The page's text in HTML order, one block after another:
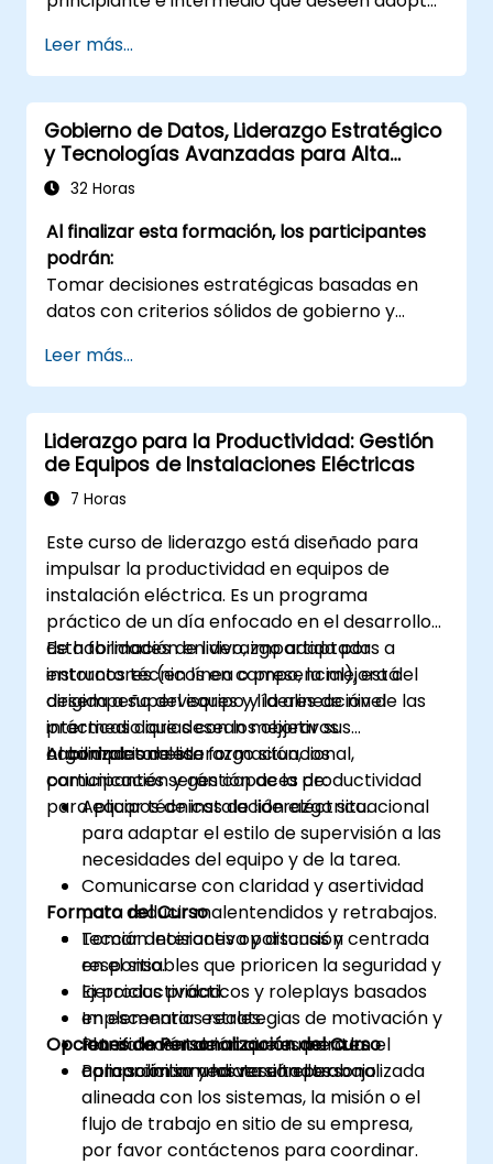
organizacional innovadora y adaptable.
compromiso del equipo, el coaching y las
conversaciones sobre rendimiento.
Leer más...
Gobierno de Datos, Liderazgo Estratégico
y Tecnologías Avanzadas para Alta
Dirección
32 Horas
Al finalizar esta formación, los participantes
podrán:
Tomar decisiones estratégicas basadas en
datos con criterios sólidos de gobierno y
Diseñar e impulsar una estrategia de datos
alineada al negocio.
Evaluar oportunidades reales de Inteligencia
Artificial y analítica avanzada.
Liderar culturalmente la transformación
digital en sus unidades.
Leer más...
Liderazgo para la Productividad: Gestión
de Equipos de Instalaciones Eléctricas
7 Horas
Este curso de liderazgo está diseñado para
impulsar la productividad en equipos de
instalación eléctrica. Es un programa
práctico de un día enfocado en el desarrollo
de habilidades de liderazgo adaptadas a
entornos técnicos en campo, la mejora del
desempeño del equipo y la alineación de las
prácticas diarias con los objetivos
organizacionales.
Esta formación en vivo, impartida por
instructores (en línea o presencial), está
dirigida a supervisores y líderes de nivel
intermedio que desean mejorar sus
habilidades de liderazgo situacional,
comunicación y gestión de la productividad
para equipos de instalación eléctrica.
Al completar esta formación, los
participantes serán capaces de:
Aplicar técnicas de liderazgo situacional
para adaptar el estilo de supervisión a las
necesidades del equipo y de la tarea.
Comunicarse con claridad y asertividad
para reducir malentendidos y retrabajos.
Tomar decisiones oportunas y
responsables que prioricen la seguridad y
la productividad.
Implementar estrategias de motivación y
retroalimentación que aumenten el
compromiso y los resultados.
Formato del Curso
Lección interactiva y discusión centrada
en el sitio.
Ejercicios prácticos y roleplays basados
en escenarios reales.
Planificación de acciones para la
aplicación inmediata en el trabajo.
Opciones de Personalización del Curso
Para solicitar una versión personalizada
alineada con los sistemas, la misión o el
flujo de trabajo en sitio de su empresa,
por favor contáctenos para coordinar.